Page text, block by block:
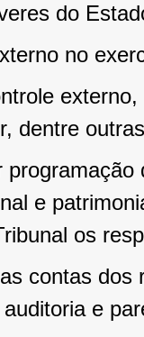
do
no
dentre
e
os
contas
e